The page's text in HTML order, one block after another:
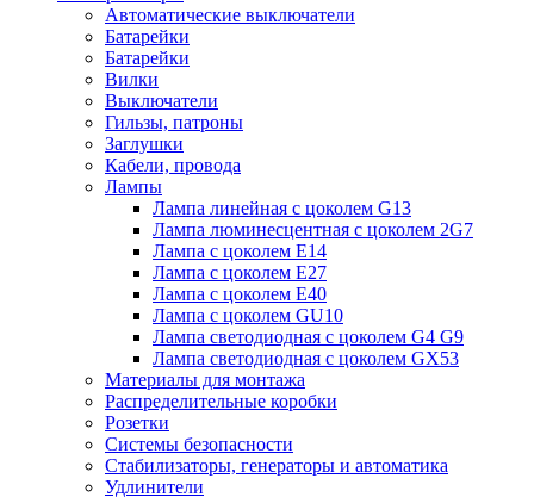
Автоматические выключатели
Батарейки
Батарейки
Вилки
Выключатели
Гильзы, патроны
Заглушки
Кабели, провода
Лампы
Лампа линейная с цоколем G13
Лампа люминесцентная с цоколем 2G7
Лампа с цоколем E14
Лампа с цоколем E27
Лампа с цоколем E40
Лампа с цоколем GU10
Лампа светодиодная с цоколем G4 G9
Лампа светодиодная с цоколем GX53
Материалы для монтажа
Распределительные коробки
Розетки
Системы безопасности
Стабилизаторы, генераторы и автоматика
Удлинители